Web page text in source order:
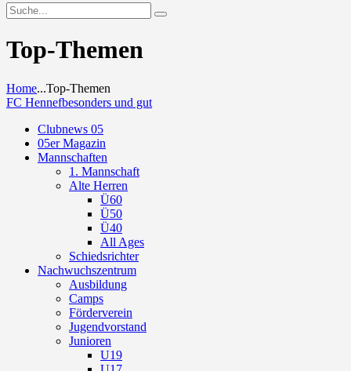
Top-Themen
Home...Top-Themen
FC Hennefbesonders und gut
Clubnews 05
05er Magazin
Mannschaften
1. Mannschaft
Alte Herren
Ü60
Ü50
Ü40
All Ages
Schiedsrichter
Nachwuchszentrum
Ausbildung
Camps
Förderverein
Jugendvorstand
Junioren
U19